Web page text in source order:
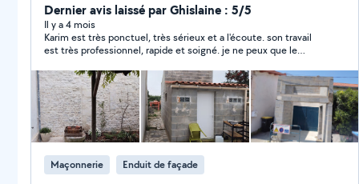
Dernier avis laissé par Ghislaine : 5/5
Il y a 4 mois
Karim est très ponctuel, très sérieux et a l'écoute. son travail
est très professionnel, rapide et soigné. je ne peux que le
Maçonnerie Enduit de façade